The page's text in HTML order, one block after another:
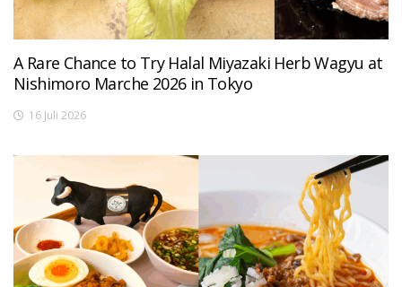
A Rare Chance to Try Halal Miyazaki Herb Wagyu at
Nishimoro Marche 2026 in Tokyo
16 Juli 2026